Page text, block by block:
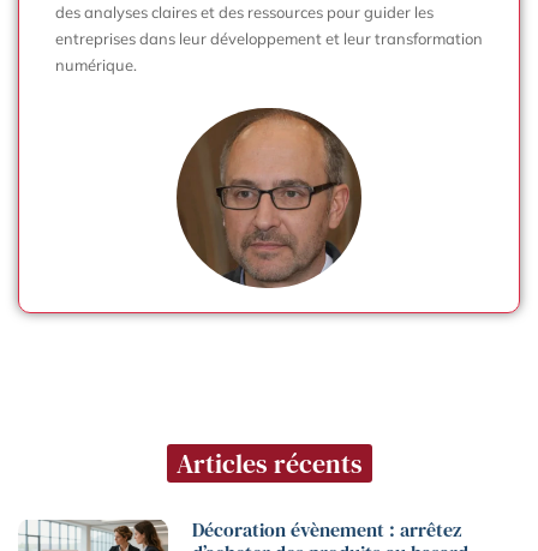
des analyses claires et des ressources pour guider les
entreprises dans leur développement et leur transformation
numérique.
Articles récents
Décoration évènement : arrêtez